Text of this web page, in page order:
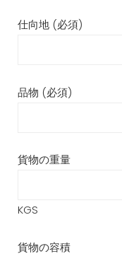
仕向地 (必須)
品物 (必須)
貨物の重量
KGS
貨物の容積